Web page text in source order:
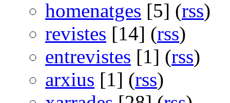
homenatges [5] (rss)
revistes [14] (rss)
entrevistes [1] (rss)
arxius [1] (rss)